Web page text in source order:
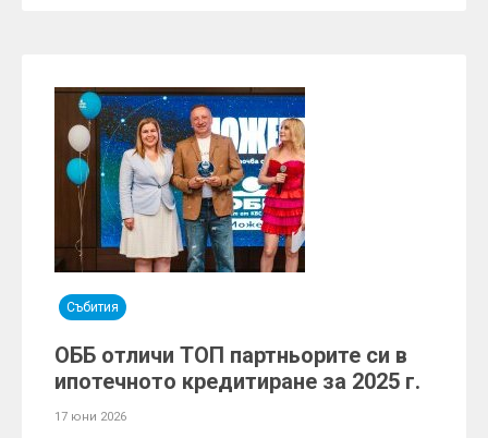
Събития
ОББ отличи ТОП партньорите си в
ипотечното кредитиране за 2025 г.
17 юни 2026